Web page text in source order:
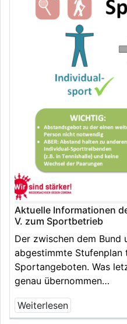
Aktuelle Informationen
V. zum Sportbetrieb
Der zwischen dem Bund
abgestimmte Stufenplan
Sportangeboten. Was
genau übernommen…
Weiterlesen